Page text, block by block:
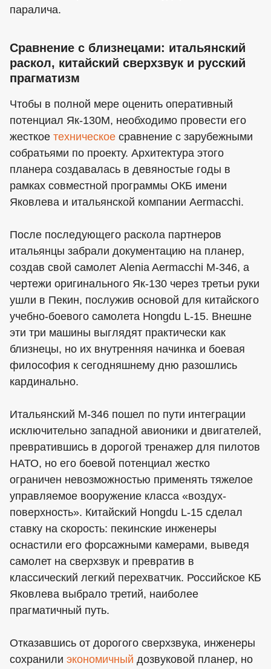
паралича.
Сравнение с близнецами: итальянский
раскол, китайский сверхзвук и русский
прагматизм
Чтобы в полной мере оценить оперативный
потенциал Як-130М, необходимо провести его
жесткое техническое сравнение с зарубежными
собратьями по проекту. Архитектура этого
планера создавалась в девяностые годы в
рамках совместной программы ОКБ имени
Яковлева и итальянской компании Aermacchi.
После последующего раскола партнеров
итальянцы забрали документацию на планер,
создав свой самолет Alenia Aermacchi M-346, а
чертежи оригинального Як-130 через третьи руки
ушли в Пекин, послужив основой для китайского
учебно-боевого самолета Hongdu L-15. Внешне
эти три машины выглядят практически как
близнецы, но их внутренняя начинка и боевая
философия к сегодняшнему дню разошлись
кардинально.
Итальянский M-346 пошел по пути интеграции
исключительно западной авионики и двигателей,
превратившись в дорогой тренажер для пилотов
НАТО, но его боевой потенциал жестко
ограничен невозможностью применять тяжелое
управляемое вооружение класса «воздух-
поверхность». Китайский Hongdu L-15 сделал
ставку на скорость: пекинские инженеры
оснастили его форсажными камерами, выведя
самолет на сверхзвук и превратив в
классический легкий перехватчик. Российское КБ
Яковлева выбрало третий, наиболее
прагматичный путь.
Отказавшись от дорогого сверхзвука, инженеры
сохранили экономичный дозвуковой планер, но